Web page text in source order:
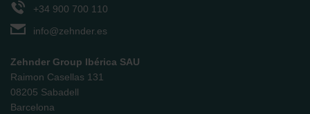
Zehnder Polska Sp. z o.o.: Oświadczenie o ochronie
Zehnder Group UK Limited: Privacy Policy
+34 900 700 110
info@zehnder.es
Zehnder Group Ibérica SAU
Raimon Casellas 131
08205 Sabadell
Barcelona